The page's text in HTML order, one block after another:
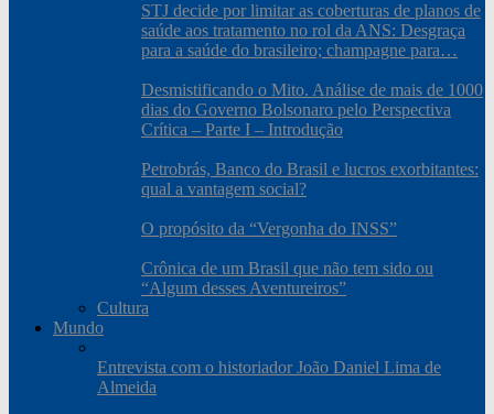
STJ decide por limitar as coberturas de planos de
saúde aos tratamento no rol da ANS: Desgraça
para a saúde do brasileiro; champagne para…
Desmistificando o Mito. Análise de mais de 1000
dias do Governo Bolsonaro pelo Perspectiva
Crítica – Parte I – Introdução
Petrobrás, Banco do Brasil e lucros exorbitantes:
qual a vantagem social?
O propósito da “Vergonha do INSS”
Crônica de um Brasil que não tem sido ou
“Algum desses Aventureiros”
Cultura
Mundo
Entrevista com o historiador João Daniel Lima de
Almeida